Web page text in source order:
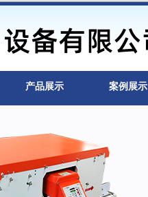
产品展示 案例展示